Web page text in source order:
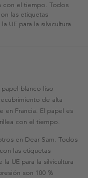
con el tiempo. Todos
las etiquetas
UE para la silvicultura
blanco liso
de alta
en Francia. El papel es
con el tiempo.
en Dear Sam. Todos
las etiquetas
UE para la silvicultura
son 100 %